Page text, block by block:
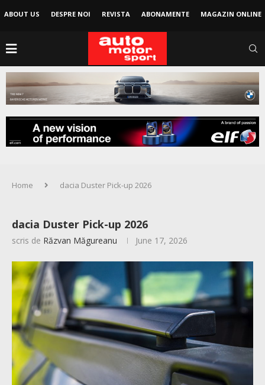
ABOUT US DESPRE NOI REVISTA ABONAMENTE MAGAZIN ONLINE
Home dacia Duster Pick-up 2026
dacia Duster Pick-up 2026
scris de Răzvan Măgureanu June 17, 2026